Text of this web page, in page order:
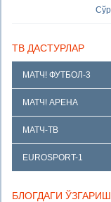
ТВ ДАСТУРЛАР
МАТЧ! ФУТБОЛ-3
МАТЧ! АРЕНА
МАТЧ-ТВ
EUROSPORT-1
БЛОГДАГИ